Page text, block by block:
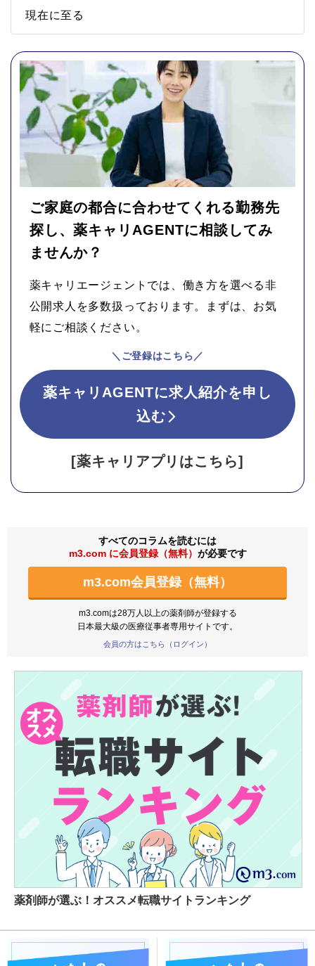
現在に至る
ご家庭の都合に合わせてくれる勤務先
探し、薬キャリAGENTに相談してみ
ませんか？
薬キャリエージェントでは、働き方を選べる非
公開求人を多数扱っております。まずは、お気
軽にご相談ください。
＼ご登録はこちら／
薬キャリAGENTに求人紹介を申し
込む
[薬キャリアプリはこちら]
すべてのコラムを読むには
m3.com に会員登録（無料） が必要です
m3.com会員登録（無料）
m3.comは28万人以上の薬剤師が登録する
日本最大級の医療従事者専用サイトです。
会員の方はこちら（ログイン）
薬剤師が選ぶ！オススメ転職サイトランキング